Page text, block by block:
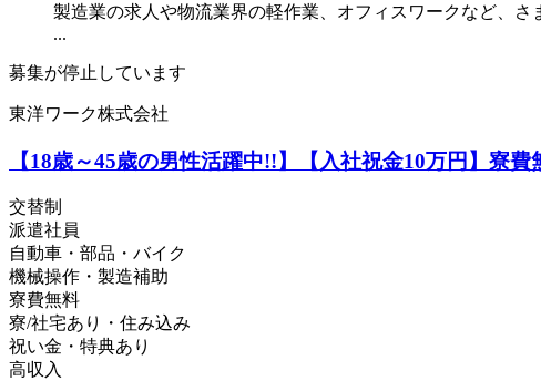
製造業の求人や物流業界の軽作業、オフィスワークなど、
...
募集が停止しています
東洋ワーク株式会社
【18歳～45歳の男性活躍中!!】【入社祝金10万円】寮
交替制
派遣社員
自動車・部品・バイク
機械操作・製造補助
寮費無料
寮/社宅あり・住み込み
祝い金・特典あり
高収入